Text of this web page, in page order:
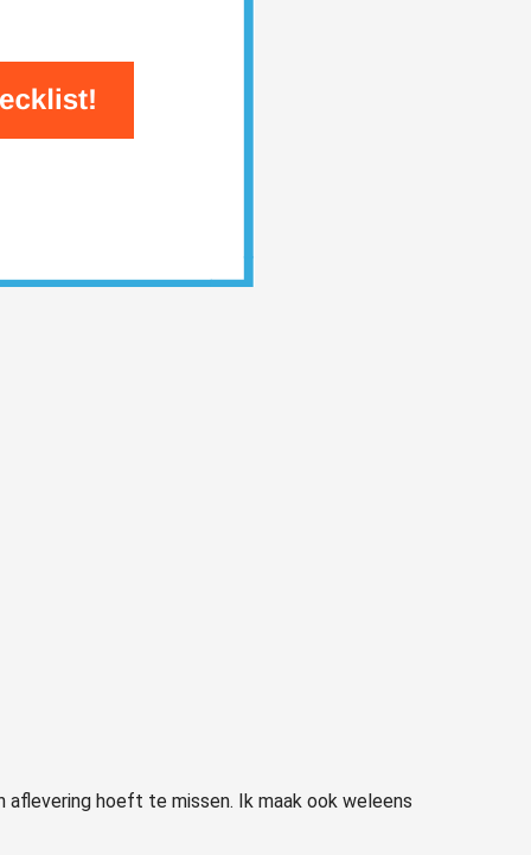
aflevering hoeft te missen. Ik maak ook weleens